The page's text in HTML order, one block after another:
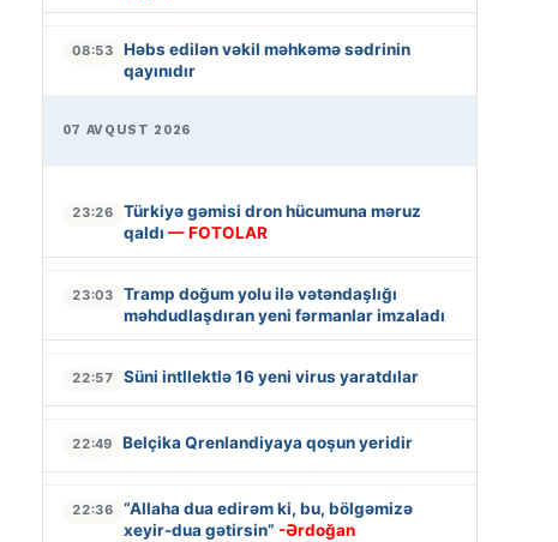
08:53
Həbs edilən vəkil məhkəmə sədrinin
qayınıdır
07 AVQUST 2026
23:26
Türkiyə gəmisi dron hücumuna məruz
qaldı — FOTOLAR
23:03
Tramp doğum yolu ilə vətəndaşlığı
məhdudlaşdıran yeni fərmanlar imzaladı
22:57 Süni intllektlə 16 yeni virus yaratdılar
22:49 Belçika Qrenlandiyaya qoşun yeridir
22:36
“Allaha dua edirəm ki, bu, bölgəmizə
xeyir-dua gətirsin” -Ərdoğan